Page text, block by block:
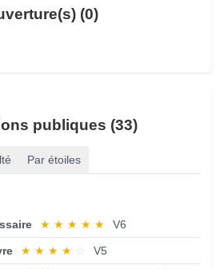
(0)
publiques (33)
Par étoiles
★ ★ ★ ★ ★ V6
★ ★ ★ ★ ☆ V5